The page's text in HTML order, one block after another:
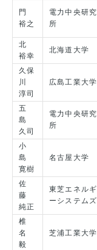
門
裕之
電力中央研究
所
北
裕幸
北海道大学
久保
川
淳司
広島工業大学
五
島
久司
電力中央研究
所
小
島
寛樹
名古屋大学
佐
藤
純正
東芝エネルギ
ーシステムズ
椎
名
毅
芝浦工業大学